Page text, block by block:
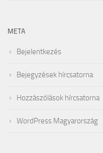
META
Bejelentkezés
Bejegyzések hírcsatorna
Hozzászólások hírcsatorna
WordPress Magyarország